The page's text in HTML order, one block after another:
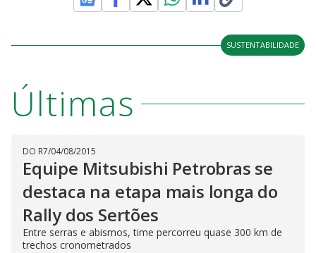
SUSTENTABILIDADE
Últimas
DO R7/04/08/2015
Equipe Mitsubishi Petrobras se
destaca na etapa mais longa do
Rally dos Sertões
Entre serras e abismos, time percorreu quase 300 km de
trechos cronometrados